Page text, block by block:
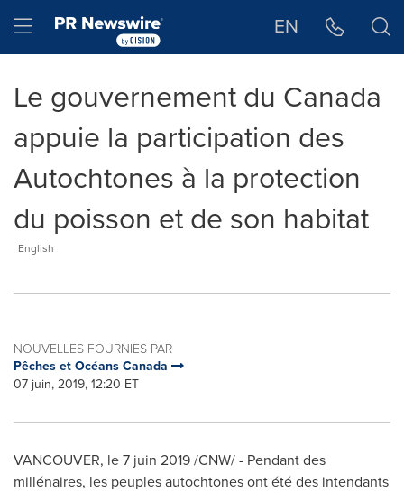
Hamburger menu EN
Le gouvernement du Canada
appuie la participation des
Autochtones à la protection
du poisson et de son habitat
English
NOUVELLES FOURNIES PAR
Pêches et Océans Canada
07 juin, 2019, 12:20 ET
VANCOUVER, le 7 juin 2019 /CNW/ - Pendant des
millénaires, les peuples autochtones ont été des intendants